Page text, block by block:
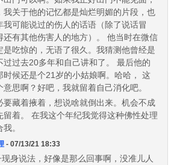
我关于他的记忆都是灿烂明媚的片段，也
我可能说过的伤人的话语（除了说话冒
还有其他伤害人的地方）。 他当时在微信
是吃惊的，无语了很久。我猜测他曾经是
过过去20多年和自己讲和了。 最后他的
时候还是个21岁的小姑娘啊。哈哈， 这
意思啊？好吧，我就留着自己消化吧。
要藏着掖着，想说啥就倒出来。机会不成
留着。 在我这个年纪我觉得这种佛性处理
我。
- 07/13/21 18:33
身说法，好像是那么回事啊，没准儿人